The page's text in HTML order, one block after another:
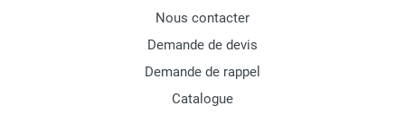
Nous contacter
Demande de devis
Demande de rappel
Catalogue